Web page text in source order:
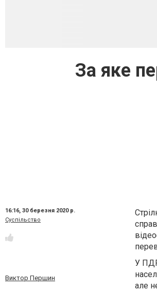
За яке
16:16, 30 березня 2020 р.
Суспільство
Виктор Першин
У
але